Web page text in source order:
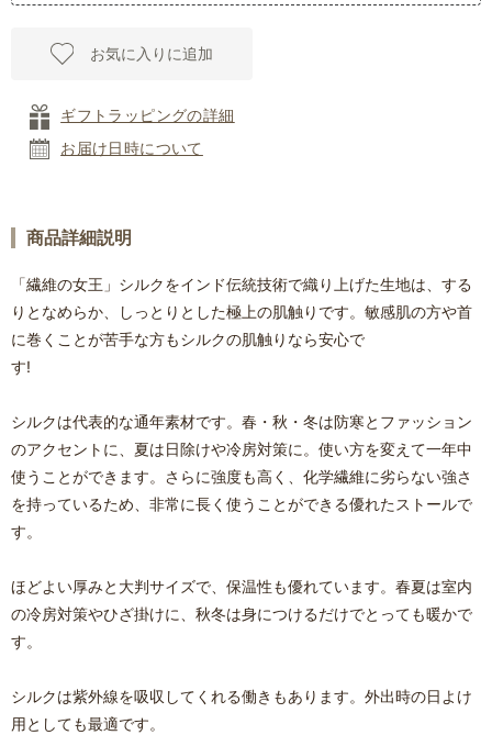
お気に入りに追加
ギフトラッピングの詳細
お届け日時について
商品詳細説明
「繊維の女王」シルクをインド伝統技術で織り上げた生地は、する
りとなめらか、しっとりとした極上の肌触りです。敏感肌の方や首
に巻くことが苦手な方もシルクの肌触りなら安心で
す!
シルクは代表的な通年素材です。春・秋・冬は防寒とファッション
のアクセントに、夏は日除けや冷房対策に。使い方を変えて一年中
使うことができます。さらに強度も高く、化学繊維に劣らない強さ
を持っているため、非常に長く使うことができる優れたストールで
す。
ほどよい厚みと大判サイズで、保温性も優れています。春夏は室内
の冷房対策やひざ掛けに、秋冬は身につけるだけでとっても暖かで
す。
シルクは紫外線を吸収してくれる働きもあります。外出時の日よけ
用としても最適です。